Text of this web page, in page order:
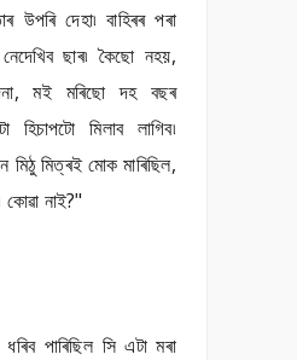
উপৰি দেহা৷ বাহিৰৰ পৰা
ছাৰ৷ কৈছো নহয়,
মই মৰিছো দহ বছৰ
মিলাব লাগিব৷
মিঠু মিত্ৰই মোক মাৰিছিল,
নাই?"
পাৰিছিল সি এটা মৰা